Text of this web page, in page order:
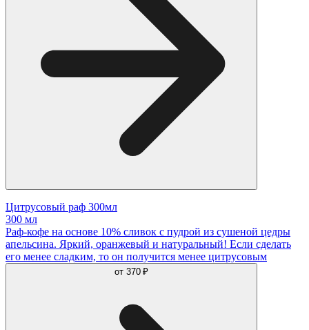
Цитрусовый раф 300мл
300 мл
Раф-кофе на основе 10% сливок с пудрой из сушеной цедры
апельсина. Яркий, оранжевый и натуральный! Если сделать
его менее сладким, то он получится менее цитрусовым
от 370 ₽